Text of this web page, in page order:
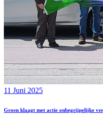
11 Juni 2025
Groen klaagt met actie onbegrijpelijke